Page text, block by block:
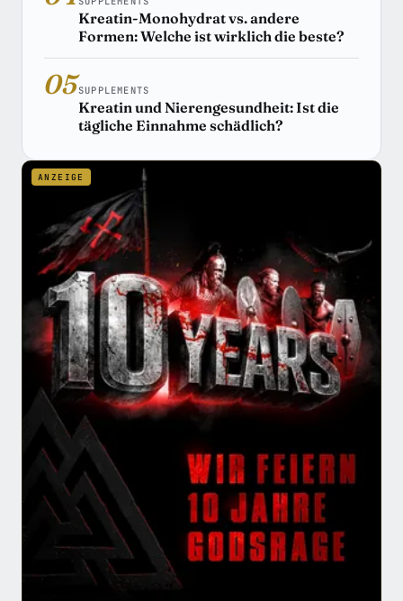
Kreatin-Monohydrat vs. andere
Formen: Welche ist wirklich die beste?
05SUPPLEMENTS
Kreatin und Nierengesundheit: Ist die
tägliche Einnahme schädlich?
ANZEIGE